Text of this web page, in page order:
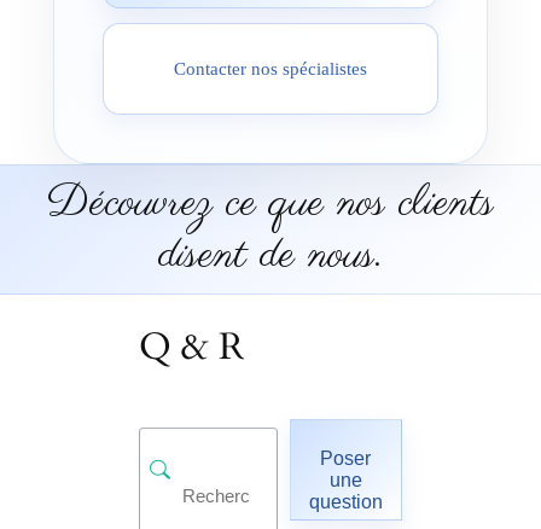
Contacter nos spécialistes
Découvrez ce que nos clients
disent de nous.
Q & R
Poser
une
question